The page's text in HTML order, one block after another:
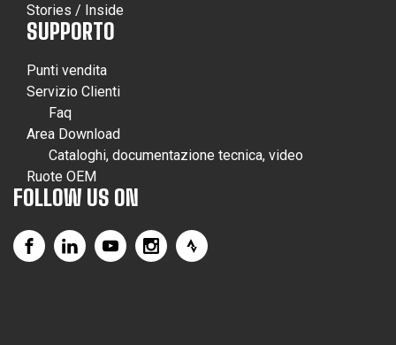
Stories / Inside
SUPPORTO
Punti vendita
Servizio Clienti
Faq
Area Download
Cataloghi, documentazione tecnica, video
Ruote OEM
FOLLOW US ON